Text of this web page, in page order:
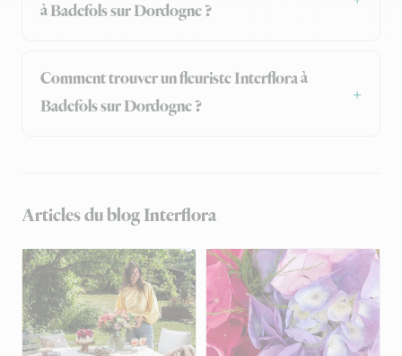
à Badefols sur Dordogne ?
Comment trouver un fleuriste Interflora à
Badefols sur Dordogne ?
Articles du blog Interflora